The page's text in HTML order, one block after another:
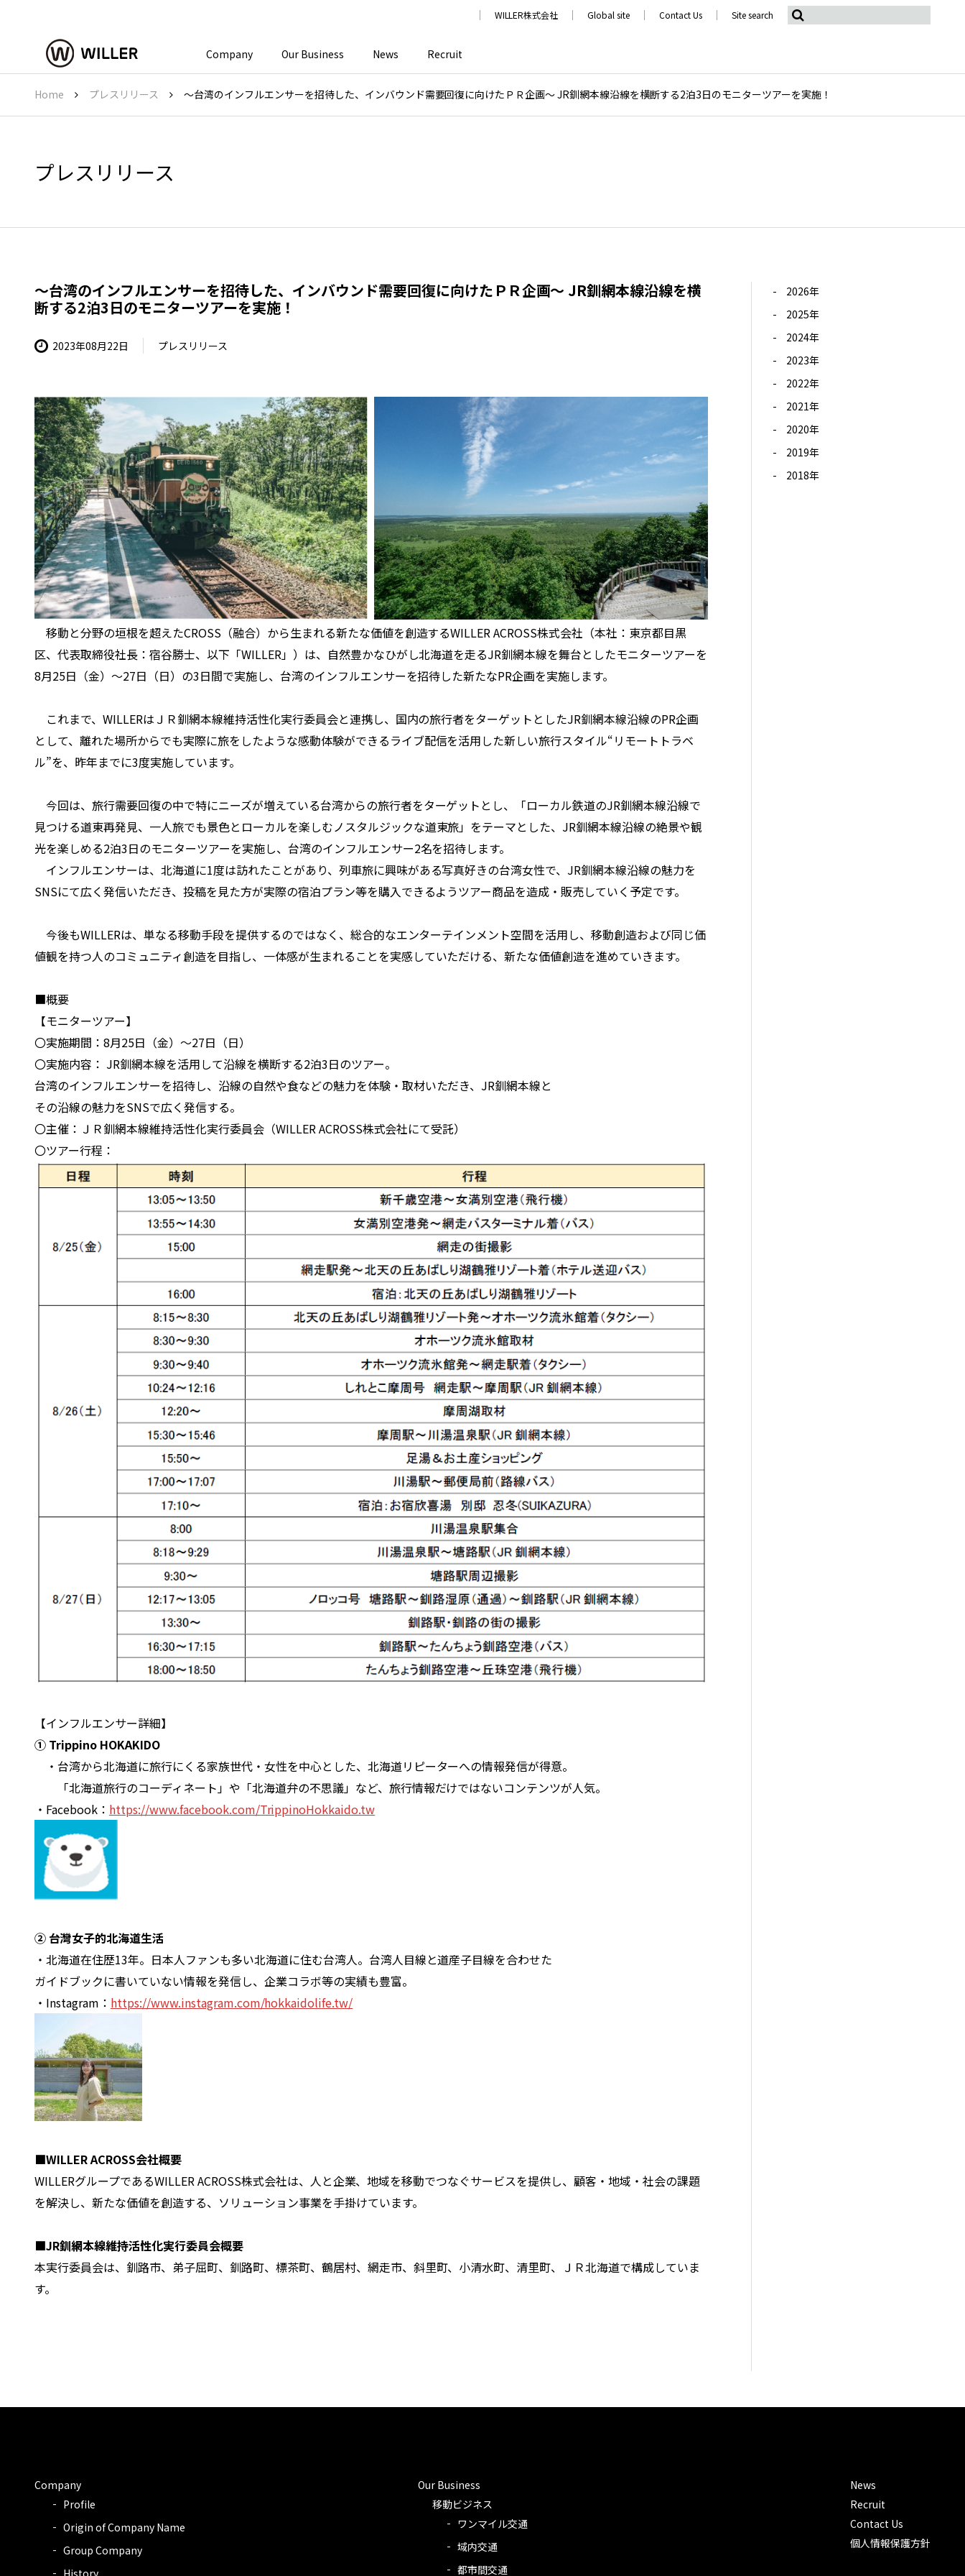
WILLER株式会社 Global site Contact Us Site search
Company Our Business News Recruit
Home プレスリリース ～台湾のインフルエンサーを招待した、インバウンド需要回復に向けたＰＲ企画～ JR釧網本線沿線を横断する2泊3日のモニターツアーを実施！
プレスリリース
～台湾のインフルエンサーを招待した、インバウンド需要回復に向けたＰＲ企画～ JR釧網本線沿線を横
断する2泊3日のモニターツアーを実施！
2023年08月22日 プレスリリース
移動と分野の垣根を超えたCROSS（融合）から生まれる新たな価値を創造するWILLER ACROSS株式会社（本社：東京都目黒
区、代表取締役社長：宿谷勝士、以下「WILLER」）は、自然豊かなひがし北海道を走るJR釧網本線を舞台としたモニターツアーを
8月25日（金）～27日（日）の3日間で実施し、台湾のインフルエンサーを招待した新たなPR企画を実施します。
これまで、WILLERはＪＲ釧網本線維持活性化実行委員会と連携し、国内の旅行者をターゲットとしたJR釧網本線沿線のPR企画
として、離れた場所からでも実際に旅をしたような感動体験ができるライブ配信を活用した新しい旅行スタイル“リモートトラベ
ル”を、昨年までに3度実施しています。
今回は、旅行需要回復の中で特にニーズが増えている台湾からの旅行者をターゲットとし、「ローカル鉄道のJR釧網本線沿線で
見つける道東再発見、一人旅でも景色とローカルを楽しむノスタルジックな道東旅」をテーマとした、JR釧網本線沿線の絶景や観
光を楽しめる2泊3日のモニターツアーを実施し、台湾のインフルエンサー2名を招待します。
インフルエンサーは、北海道に1度は訪れたことがあり、列車旅に興味がある写真好きの台湾女性で、JR釧網本線沿線の魅力を
SNSにて広く発信いただき、投稿を見た方が実際の宿泊プラン等を購入できるようツアー商品を造成・販売していく予定です。
今後もWILLERは、単なる移動手段を提供するのではなく、総合的なエンターテインメント空間を活用し、移動創造および同じ価
値観を持つ人のコミュニティ創造を目指し、一体感が生まれることを実感していただける、新たな価値創造を進めていきます。
■概要
【モニターツアー】
〇実施期間：8月25日（金）～27日（日）
〇実施内容： JR釧網本線を活用して沿線を横断する2泊3日のツアー。
台湾のインフルエンサーを招待し、沿線の自然や食などの魅力を体験・取材いただき、JR釧網本線と
その沿線の魅力をSNSで広く発信する。
〇主催：ＪＲ釧網本線維持活性化実行委員会（WILLER ACROSS株式会社にて受託）
〇ツアー行程：
【インフルエンサー詳細】
① Trippino HOKAKIDO
・台湾から北海道に旅行にくる家族世代・女性を中心とした、北海道リピーターへの情報発信が得意。
「北海道旅行のコーディネート」や「北海道弁の不思議」など、旅行情報だけではないコンテンツが人気。
・Facebook： https://www.facebook.com/TrippinoHokkaido.tw
② 台灣女子的北海道生活
・北海道在住歴13年。日本人ファンも多い北海道に住む台湾人。台湾人目線と道産子目線を合わせた
ガイドブックに書いていない情報を発信し、企業コラボ等の実績も豊富。
・Instagram： https://www.instagram.com/hokkaidolife.tw/
■WILLER ACROSS会社概要
WILLERグループであるWILLER ACROSS株式会社は、人と企業、地域を移動でつなぐサービスを提供し、顧客・地域・社会の課題
を解決し、新たな価値を創造する、ソリューション事業を手掛けています。
■JR釧網本線維持活性化実行委員会概要
本実行委員会は、釧路市、弟子屈町、釧路町、標茶町、鶴居村、網走市、斜里町、小清水町、清里町、ＪＲ北海道で構成していま
す。
2026年
2025年
2024年
2023年
2022年
2021年
2020年
2019年
2018年
Company
Profile
Origin of Company Name
Group Company
History
Our Business
移動ビジネス
ワンマイル交通
域内交通
都市間交通
News
Recruit
Contact Us
個人情報保護方針